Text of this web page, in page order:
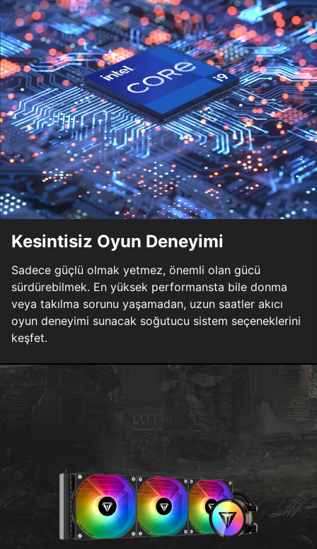
Kesintisiz Oyun Deneyimi
Sadece güçlü olmak yetmez, önemli olan gücü
sürdürebilmek. En yüksek performansta bile donma
veya takılma sorunu yaşamadan, uzun saatler akıcı
oyun deneyimi sunacak soğutucu sistem seçeneklerini
keşfet.